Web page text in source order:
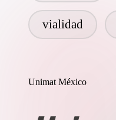
vialidad
Unimat México